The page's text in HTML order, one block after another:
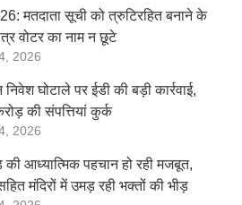
मतदाता सूची को त्रुटिरहित बनाने के
वोटर का नाम न छूटे
2026
निवेश घोटाले पर ईडी की बड़ी कार्रवाई,
की संपत्तियां कुर्क
2026
की आध्यात्मिक पहचान हो रही मजबूत,
मंदिरों में उमड़ रही भक्तों की भीड़